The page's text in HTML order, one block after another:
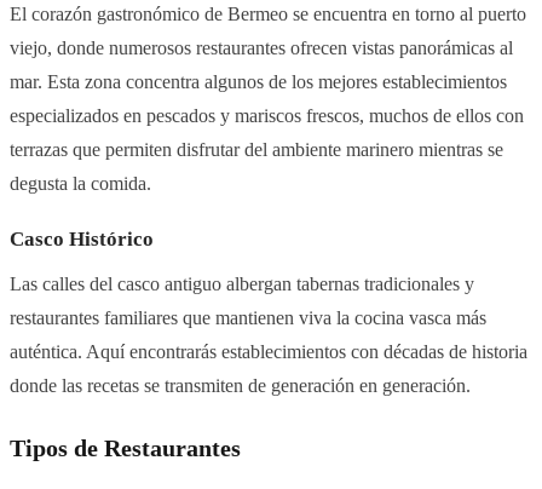
El corazón gastronómico de Bermeo se encuentra en torno al puerto
viejo, donde numerosos restaurantes ofrecen vistas panorámicas al
mar. Esta zona concentra algunos de los mejores establecimientos
especializados en pescados y mariscos frescos, muchos de ellos con
terrazas que permiten disfrutar del ambiente marinero mientras se
degusta la comida.
Casco Histórico
Las calles del casco antiguo albergan tabernas tradicionales y
restaurantes familiares que mantienen viva la cocina vasca más
auténtica. Aquí encontrarás establecimientos con décadas de historia
donde las recetas se transmiten de generación en generación.
Tipos de Restaurantes